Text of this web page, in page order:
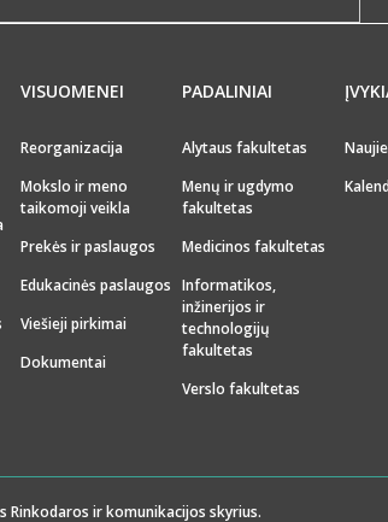
VISUOMENEI
Reorganizacija
Mokslo ir meno
taikomoji veikla
Prekės ir paslaugos
Edukacinės paslaugos
Viešieji pirkimai
Dokumentai
PADALINIAI
Alytaus fakultetas
Menų ir ugdymo
fakultetas
Medicinos fakultetas
Informatikos,
inžinerijos ir
technologijų
fakultetas
Verslo fakultetas
Rinkodaros ir komunikacijos skyrius.